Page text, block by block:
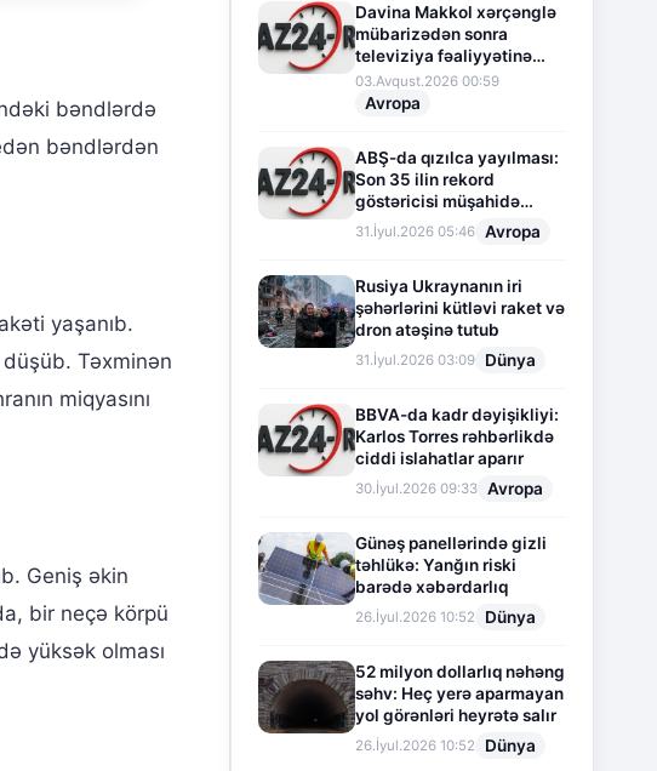
bəndlərdə
bəndlərdən
yaşanıb.
Təxminən
miqyasını
Geniş əkin
bir neçə körpü
yüksək olması
Davina Makkol xərçənglə
mübarizədən sonra
televiziya fəaliyyətinə
fasilə verir
03.Avqust.2026 00:59
Avropa
ABŞ-da qızılca yayılması:
Son 35 ilin rekord
göstəricisi müşahidə
olunur
31.İyul.2026 05:46 Avropa
Rusiya Ukraynanın iri
şəhərlərini kütləvi raket və
dron atəşinə tutub
31.İyul.2026 03:09 Dünya
BBVA-da kadr dəyişikliyi:
Karlos Torres rəhbərlikdə
ciddi islahatlar aparır
30.İyul.2026 09:33 Avropa
Günəş panellərində gizli
təhlükə: Yanğın riski
barədə xəbərdarlıq
26.İyul.2026 10:52 Dünya
52 milyon dollarlıq nəhəng
səhv: Heç yerə aparmayan
yol görənləri heyrətə salır
26.İyul.2026 10:52 Dünya